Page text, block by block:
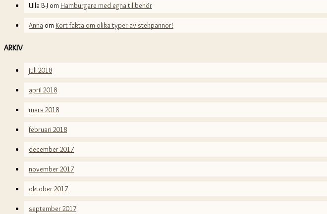
Ulla B-J om Hamburgare med egna tillbehör
Anna om Kort fakta om olika typer av stekpannor!
ARKIV
juli 2018
april 2018
mars 2018
februari 2018
december 2017
november 2017
oktober 2017
september 2017